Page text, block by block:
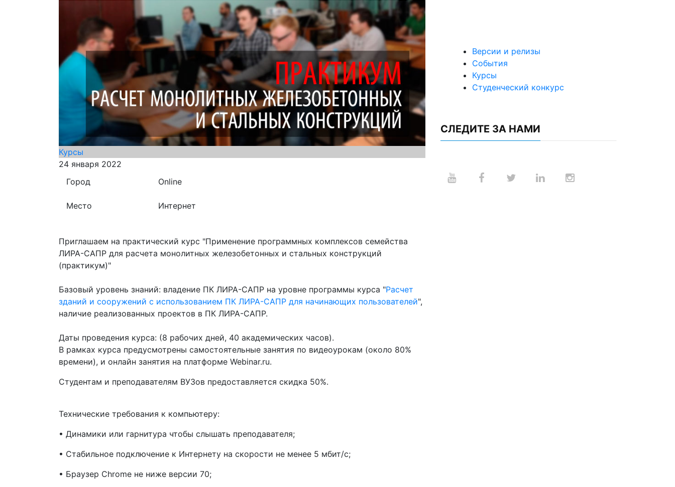
Курсы
24 января 2022
Город
Online
Место Интернет
Приглашаем на практический курс "Применение программных комплексов семейства
ЛИРА-САПР для расчета монолитных железобетонных и стальных конструкций
(практикум)"
Базовый уровень знаний: владение ПК ЛИРА-САПР на уровне программы курса "Расчет
зданий и сооружений с использованием ПК ЛИРА-САПР для начинающих пользователей",
наличие реализованных проектов в ПК ЛИРА-САПР.
Даты проведения курса: (8 рабочих дней, 40 академических часов).
В рамках курса предусмотрены самостоятельные занятия по видеоурокам (около 80%
времени), и онлайн занятия на платформе Webinar.ru.
Студентам и преподавателям ВУЗов предоставляется скидка 50%.
Технические требования к компьютеру:
• Динамики или гарнитура чтобы слышать преподавателя;
• Стабильное подключение к Интернету на скорости не менее 5 мбит/с;
• Браузер Chrome не ниже версии 70;
Версии и релизы
События
Курсы
Студенческий конкурс
СЛЕДИТЕ ЗА НАМИ